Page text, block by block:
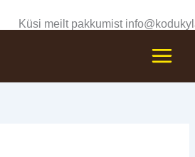
Küsi meilt pakkumist